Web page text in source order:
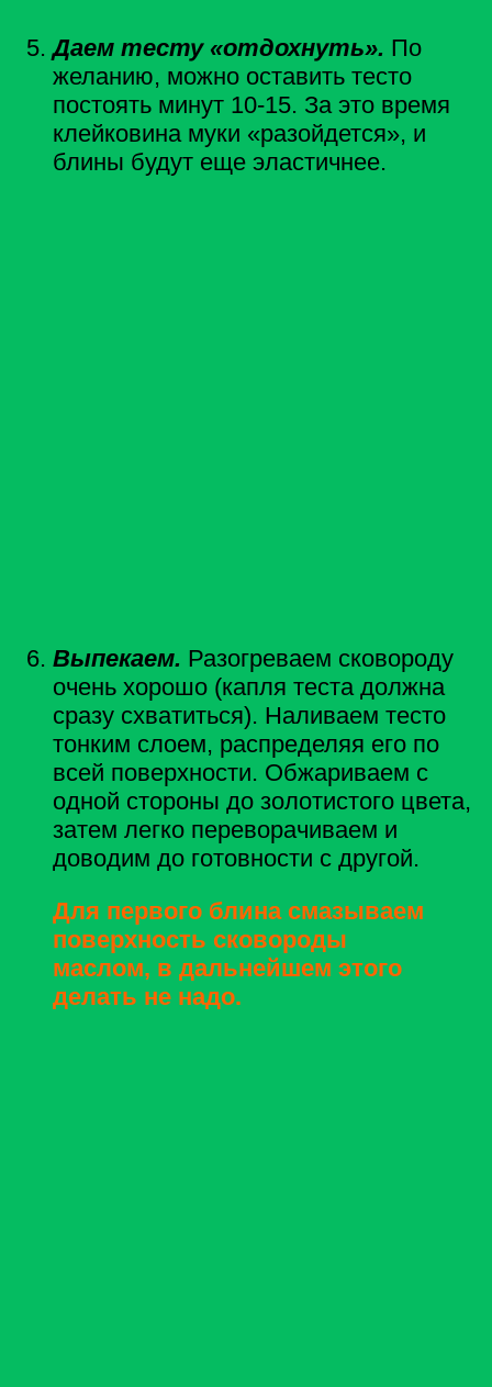
Даем тесту «отдохнуть». По
желанию, можно оставить тесто
постоять минут 10-15. За это время
клейковина муки «разойдется», и
блины будут еще эластичнее.
Выпекаем. Разогреваем сковороду
очень хорошо (капля теста должна
сразу схватиться). Наливаем тесто
тонким слоем, распределяя его по
всей поверхности. Обжариваем с
одной стороны до золотистого цвета,
затем легко переворачиваем и
доводим до готовности с другой.
Для первого блина смазываем
поверхность сковороды
маслом, в дальнейшем этого
делать не надо.